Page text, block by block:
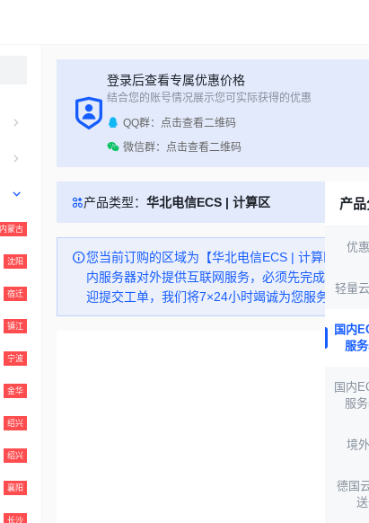
内蒙古
沈阳
宿迁
镇江
宁波
金华
绍兴
绍兴
襄阳
长沙
登录后查看专属优惠价格
结合您的账号情况展示您可实际获得的优惠
QQ群：点击查看二维码
微信群：点击查看二维码
产
优
轻量
国内
服
国内
服
境
德国
产品类型： 华北电信ECS | 计算区
您当前订购的区域为【华北电信ECS | 计算区】
内服务器对外提供互联网服务，必须先完成 ICP
迎提交工单，我们将7×24小时竭诚为您服务。